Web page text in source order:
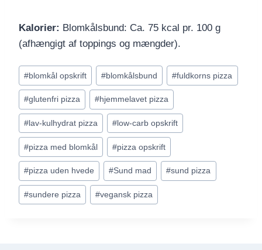
Kalorier: Blomkålsbund: Ca. 75 kcal pr. 100 g
(afhængigt af toppings og mængder).
Indlæg-
tags:
#blomkål opskrift #blomkålsbund #fuldkorns pizza
#glutenfri pizza #hjemmelavet pizza
# lav-kulhydrat pizza # low-carb opskrift
#pizza med blomkål #pizza opskrift
#pizza uden hvede #Sund mad #sund pizza
#sundere pizza #vegansk pizza